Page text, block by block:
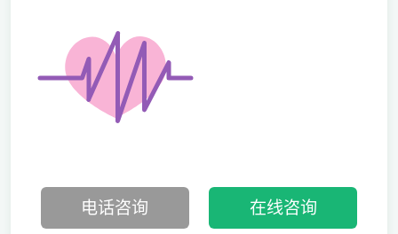
电话咨询 在线咨询